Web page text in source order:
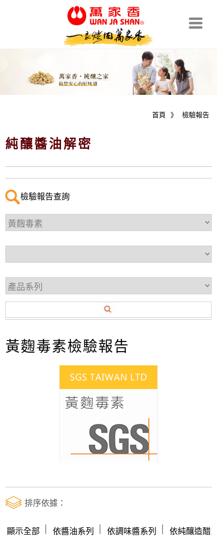
檢驗報告
》
首頁
純釀醬油解密
檢驗報告查詢
黃麴毒素檢驗報告
排序依據：
顯示全部 依醬油系列 依調味醬系列 依純釀造醋